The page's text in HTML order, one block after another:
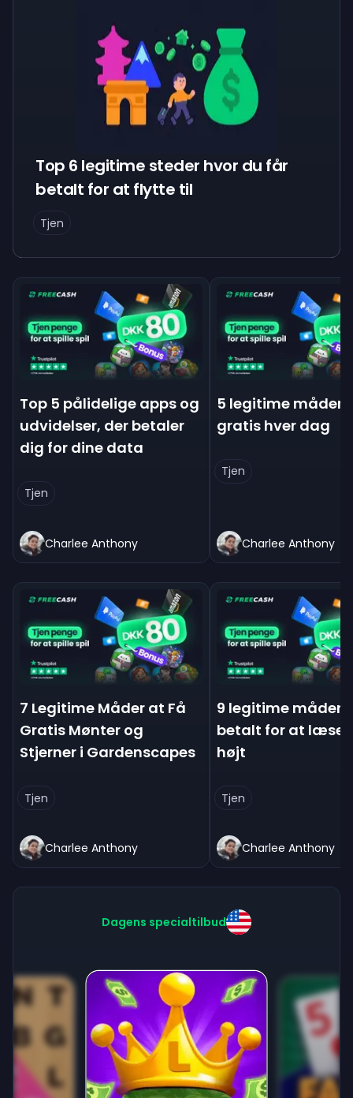
Top 6 legitime steder hvor du får
betalt for at flytte til
Tjen
Top 5 pålidelige apps og
udvidelser, der betaler
dig for dine data
Tjen
Charlee Anthony
5 legitime måder
gratis hver dag
Tjen
Charlee Anthony
7 Legitime Måder at Få
Gratis Mønter og
Stjerner i Gardenscapes
Tjen
Charlee Anthony
9 legitime måder
betalt for at læse
højt
Tjen
Charlee Anthony
Dagens specialtilbud